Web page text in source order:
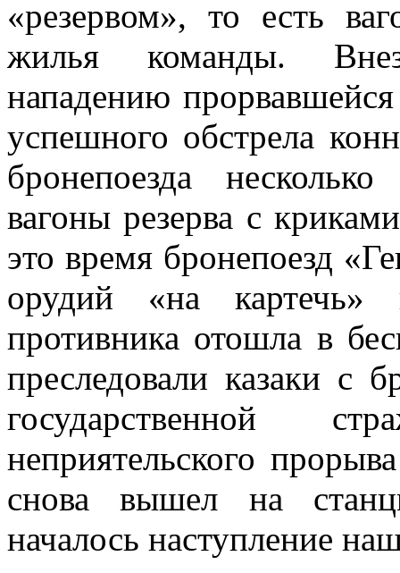
«резервом», то есть
жилья команды.
нападению
успешного обстрела
бронепоезда
вагоны резерва с
это время бронепоезд
орудий «на картечь»
противника отошла в
преследовали казаки с
государственной
неприятельского
снова вышел на
началось наступление